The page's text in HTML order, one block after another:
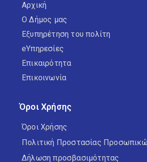
Αρχική
Ο Δήμος μας
Εξυπηρέτηση του πολίτη
eΥπηρεσίες
Επικαιρότητα
Επικοινωνία
Όροι Χρήσης
Όροι Χρήσης
Πολιτική Προστασίας
Δήλωση προσβασιμότητας